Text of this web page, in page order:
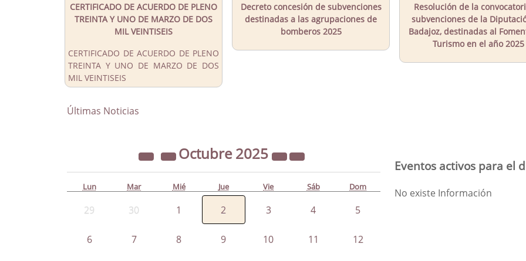
CERTIFICADO DE ACUERDO DE PLENO
TREINTA Y UNO DE MARZO DE DOS
MIL VEINTISEIS
CERTIFICADO DE ACUERDO DE PLENO
TREINTA Y UNO DE MARZO DE DOS
MIL VEINTISEIS
Decreto concesión de subvenciones
destinadas a las agrupaciones de
bomberos 2025
Resolución de la
subvenciones de la
Badajoz, destinadas al
Turismo en el año 2025
Últimas Noticias
Octubre2025
Lun Mar Mié Jue Vie Sáb Dom
29 30 1 2 3 4 5
6 7 8 9 10 11 12
Eventos activos para el
No existe Información